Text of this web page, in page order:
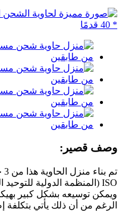
وصف قصير:
ISO (المنظمة الدولية للتوحيد القياسي).
ويمكن توسيعه بشكل كبير
الرغم من أن ذلك يأتي بتكلفة